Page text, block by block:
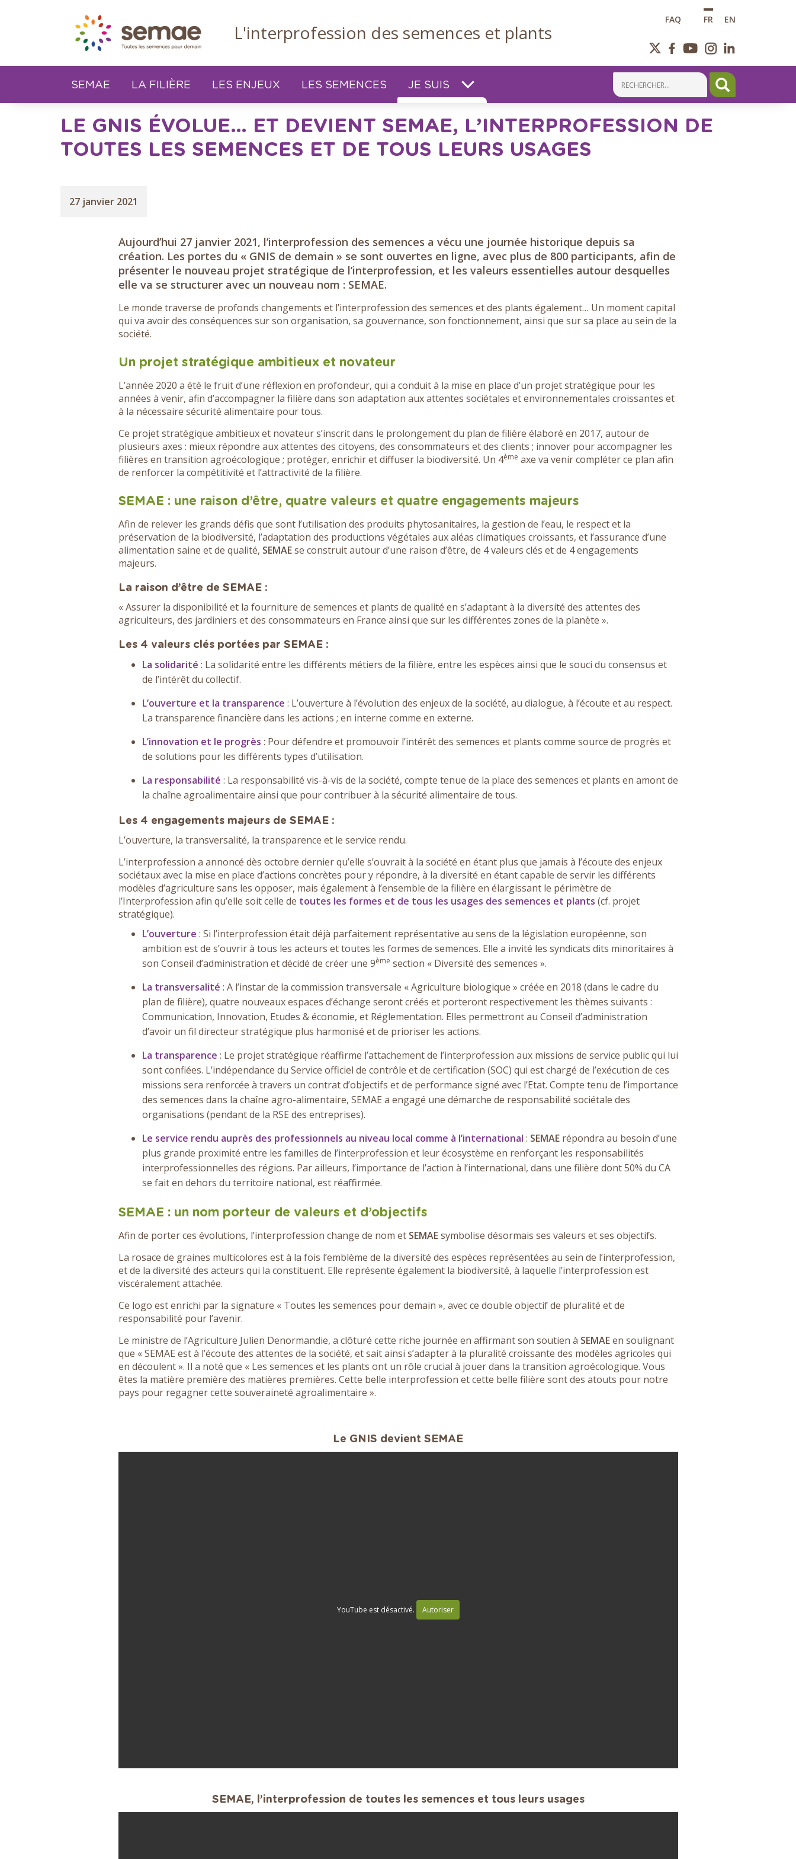
L'interprofession des semences et plants
FAQ FR EN
SEMAE LA FILIÈRE LES ENJEUX LES SEMENCES JE SUIS
LE GNIS ÉVOLUE… ET DEVIENT SEMAE, L’INTERPROFESSION DE
TOUTES LES SEMENCES ET DE TOUS LEURS USAGES
27 janvier 2021
Aujourd’hui 27 janvier 2021, l’interprofession des semences a vécu une journée historique depuis sa
création. Les portes du « GNIS de demain » se sont ouvertes en ligne, avec plus de 800 participants, afin de
présenter le nouveau projet stratégique de l’interprofession, et les valeurs essentielles autour desquelles
elle va se structurer avec un nouveau nom : SEMAE.
Le monde traverse de profonds changements et l’interprofession des semences et des plants également… Un moment capital
qui va avoir des conséquences sur son organisation, sa gouvernance, son fonctionnement, ainsi que sur sa place au sein de la
société.
Un projet stratégique ambitieux et novateur
L’année 2020 a été le fruit d’une réflexion en profondeur, qui a conduit à la mise en place d’un projet stratégique pour les
années à venir, afin d’accompagner la filière dans son adaptation aux attentes sociétales et environnementales croissantes et
à la nécessaire sécurité alimentaire pour tous.
Ce projet stratégique ambitieux et novateur s’inscrit dans le prolongement du plan de filière élaboré en 2017, autour de
plusieurs axes : mieux répondre aux attentes des citoyens, des consommateurs et des clients ; innover pour accompagner les
filières en transition agroécologique ; protéger, enrichir et diffuser la biodiversité. Un 4ème axe va venir compléter ce plan afin
de renforcer la compétitivité et l’attractivité de la filière.
SEMAE : une raison d’être, quatre valeurs et quatre engagements majeurs
Afin de relever les grands défis que sont l’utilisation des produits phytosanitaires, la gestion de l’eau, le respect et la
préservation de la biodiversité, l’adaptation des productions végétales aux aléas climatiques croissants, et l’assurance d’une
alimentation saine et de qualité, SEMAEse construit autour d’une raison d’être, de 4 valeurs clés et de 4 engagements
majeurs.
La raison d’être de SEMAE :
« Assurer la disponibilité et la fourniture de semences et plants de qualité en s’adaptant à la diversité des attentes des
agriculteurs, des jardiniers et des consommateurs en France ainsi que sur les différentes zones de la planète ».
Les 4 valeurs clés portées par SEMAE :
La solidarité : La solidarité entre les différents métiers de la filière, entre les espèces ainsi que le souci du consensus et
de l’intérêt du collectif.
L’ouverture et la transparence : L’ouverture à l’évolution des enjeux de la société, au dialogue, à l’écoute et au respect.
La transparence financière dans les actions ; en interne comme en externe.
L’innovation et le progrès : Pour défendre et promouvoir l’intérêt des semences et plants comme source de progrès et
de solutions pour les différents types d’utilisation.
La responsabilité : La responsabilité vis-à-vis de la société, compte tenue de la place des semences et plants en amont de
la chaîne agroalimentaire ainsi que pour contribuer à la sécurité alimentaire de tous.
Les 4 engagements majeurs de SEMAE :
L’ouverture, la transversalité, la transparence et le service rendu.
L’interprofession a annoncé dès octobre dernier qu’elle s’ouvrait à la société en étant plus que jamais à l’écoute des enjeux
sociétaux avec la mise en place d’actions concrètes pour y répondre, à la diversité en étant capable de servir les différents
modèles d’agriculture sans les opposer, mais également à l’ensemble de la filière en élargissant le périmètre de
l’Interprofession afin qu’elle soit celle de toutes les formes et de tous les usages des semences et plants (cf. projet
stratégique).
L’ouverture : Si l’interprofession était déjà parfaitement représentative au sens de la législation européenne, son
ambition est de s’ouvrir à tous les acteurs et toutes les formes de semences. Elle a invité les syndicats dits minoritaires à
son Conseil d’administration et décidé de créer une 9ème section « Diversité des semences ».
La transversalité : A l’instar de la commission transversale « Agriculture biologique » créée en 2018 (dans le cadre du
plan de filière), quatre nouveaux espaces d’échange seront créés et porteront respectivement les thèmes suivants :
Communication, Innovation, Etudes & économie, et Réglementation. Elles permettront au Conseil d’administration
d’avoir un fil directeur stratégique plus harmonisé et de prioriser les actions.
La transparence : Le projet stratégique réaffirme l’attachement de l’interprofession aux missions de service public qui lui
sont confiées. L’indépendance du Service officiel de contrôle et de certification (SOC) qui est chargé de l’exécution de ces
missions sera renforcée à travers un contrat d’objectifs et de performance signé avec l’Etat. Compte tenu de l’importance
des semences dans la chaîne agro-alimentaire, SEMAE a engagé une démarche de responsabilité sociétale des
organisations (pendant de la RSE des entreprises).
Le service rendu auprès des professionnels au niveau local comme à l’international : SEMAErépondra au besoin d’une
plus grande proximité entre les familles de l’interprofession et leur écosystème en renforçant les responsabilités
interprofessionnelles des régions. Par ailleurs, l’importance de l’action à l’international, dans une filière dont 50% du CA
se fait en dehors du territoire national, est réaffirmée.
SEMAE : un nom porteur de valeurs et d’objectifs
Afin de porter ces évolutions, l’interprofession change de nom et SEMAEsymbolise désormais ses valeurs et ses objectifs.
La rosace de graines multicolores est à la fois l’emblème de la diversité des espèces représentées au sein de l’interprofession,
et de la diversité des acteurs qui la constituent. Elle représente également la biodiversité, à laquelle l’interprofession est
viscéralement attachée.
Ce logo est enrichi par la signature « Toutes les semences pour demain », avec ce double objectif de pluralité et de
responsabilité pour l’avenir.
Le ministre de l’Agriculture Julien Denormandie, a clôturé cette riche journée en affirmant son soutien à SEMAEen soulignant
que « SEMAE est à l’écoute des attentes de la société, et sait ainsi s’adapter à la pluralité croissante des modèles agricoles qui
en découlent ». Il a noté que « Les semences et les plants ont un rôle crucial à jouer dans la transition agroécologique. Vous
êtes la matière première des matières premières. Cette belle interprofession et cette belle filière sont des atouts pour notre
pays pour regagner cette souveraineté agroalimentaire ».
Le GNIS devient SEMAE
YouTube est désactivé. Autoriser
SEMAE, l’interprofession de toutes les semences et tous leurs usages